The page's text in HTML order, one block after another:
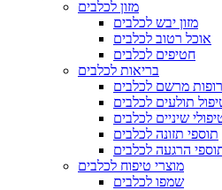
מזון לכלבים
מזון יבש לכלבים
אוכל רטוב לכלבים
חטיפים לכלבים
בריאות לכלבים
מרשם לכלבים
תולעים לכלבים
שיניים לכלבים
תוספי תזונה לכלבים
הרגעה לכלבים
מוצרי טיפוח לכלבים
שמפו לכלבים